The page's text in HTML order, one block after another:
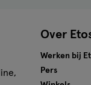
Over
Werken bij
Pers